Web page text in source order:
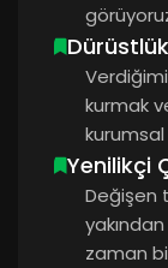
kurmak
Yenilikçi
Değişen
zaman